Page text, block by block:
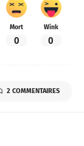
Mort
0
Wink
0
2 COMMENTAIRES